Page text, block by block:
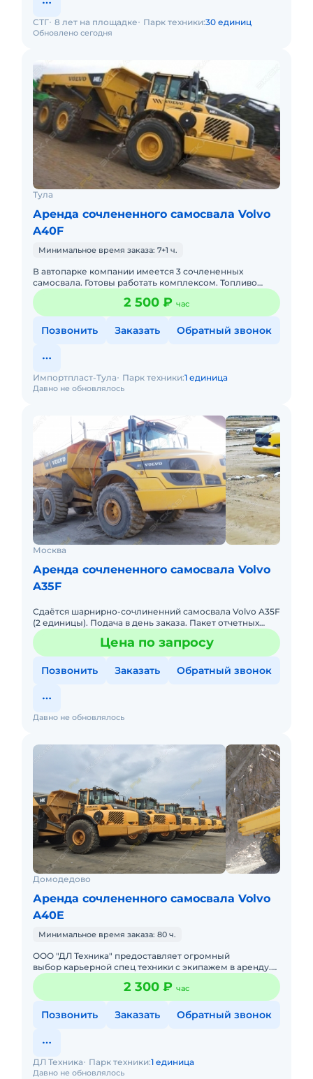
Обновлено сегодня
СТГ 8 лет на площадке Парк техники:30 единиц
Тула
Аренда сочлененного самосвала Volvo
A40F
Минимальное время заказа: 7+1 ч.
В автопарке компании имеется 3 сочлененных
самосвала. Готовы работать комплексом. Топливо
оплачивается отдельно. С оператором. Долгосрочная
аренда. Сейчас свобо2 500 ₽ час
Позвонить Заказать Обратный звонок
Давно не обновлялось
Импортпласт-Тула Парк техники:1 единица
Москва
Аренда сочлененного самосвала Volvo
A35F
Сдаётся шарнирно-сочлиненний самосвала Volvo A35F
(2 единицы). Подача в день заказа. Пакет отчетных
документов. С оператором. Топливо оплачивается
отдельно. Дол
Цена по запросу
Позвонить Заказать Обратный звонок
Давно не обновлялось
Домодедово
Аренда сочлененного самосвала Volvo
A40E
Минимальное время заказа: 80 ч.
ООО "ДЛ Техника" предоставляет огромный
выбор карьерной спец техники с экипажем в аренду.
Для разработки карьеров, вскрышных работ,
строительства сооружений, об
2 300 ₽ час
Позвонить Заказать Обратный звонок
Давно не обновлялось
ДЛ Техника Парк техники:1 единица